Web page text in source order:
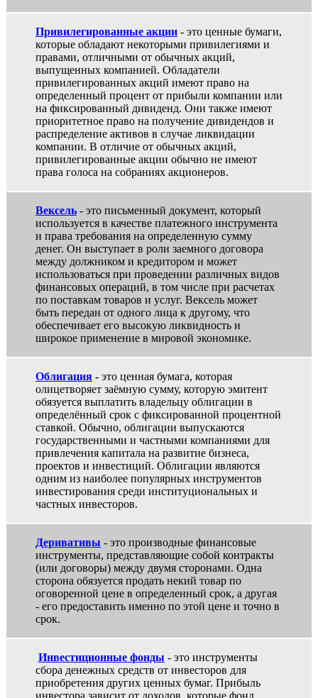
Привилегированные акции - это ценные бумаги,
которые обладают некоторыми привилегиями и
правами, отличными от обычных акций,
выпущенных компанией. Обладатели
привилегированных акций имеют право на
определенный процент от прибыли компании или
на фиксированный дивиденд. Они также имеют
приоритетное право на получение дивидендов и
распределение активов в случае ликвидации
компании. В отличие от обычных акций,
привилегированные акции обычно не имеют
права голоса на собраниях акционеров.
Вексель - это письменный документ, который
используется в качестве платежного инструмента
и права требования на определенную сумму
денег. Он выступает в роли заемного договора
между должником и кредитором и может
использоваться при проведении различных видов
финансовых операций, в том числе при расчетах
по поставкам товаров и услуг. Вексель может
быть передан от одного лица к другому, что
обеспечивает его высокую ликвидность и
широкое применение в мировой экономике.
Облигация - это ценная бумага, которая
олицетворяет заёмную сумму, которую эмитент
обязуется выплатить владельцу облигации в
определённый срок с фиксированной процентной
ставкой. Обычно, облигации выпускаются
государственными и частными компаниями для
привлечения капитала на развитие бизнеса,
проектов и инвестиций. Облигации являются
одним из наиболее популярных инструментов
инвестирования среди институциональных и
частных инвесторов.
Деривативы - это производные финансовые
инструменты, представляющие собой контракты
(или договоры) между двумя сторонами. Одна
сторона обязуется продать некий товар по
оговоренной цене в определенный срок, а другая
- его предоставить именно по этой цене и точно в
срок.
Инвестиционные фонды - это инструменты
сбора денежных средств от инвесторов для
приобретения других ценных бумаг. Прибыль
инвестора зависит от доходов, которые фонд